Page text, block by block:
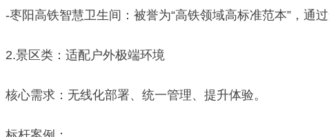
-枣阳高铁智慧卫生间：被誉为“高铁领域高标准范本”，通
2.景区类：适配户外极端环境
核心需求：无线化部署、统一管理、提升体验。